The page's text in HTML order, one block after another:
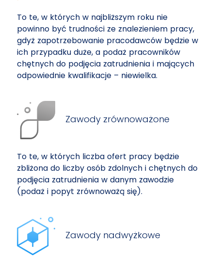
To te, w których w najbliższym roku nie
powinno być trudności ze znalezieniem pracy,
gdyż zapotrzebowanie pracodawców będzie w
ich przypadku duże, a podaż pracowników
chętnych do podjęcia zatrudnienia i mających
odpowiednie kwalifikacje – niewielka.
Zawody zrównoważone
To te, w których liczba ofert pracy będzie
zbliżona do liczby osób zdolnych i chętnych do
podjęcia zatrudnienia w danym zawodzie
(podaż i popyt zrównoważą się).
Zawody nadwyżkowe